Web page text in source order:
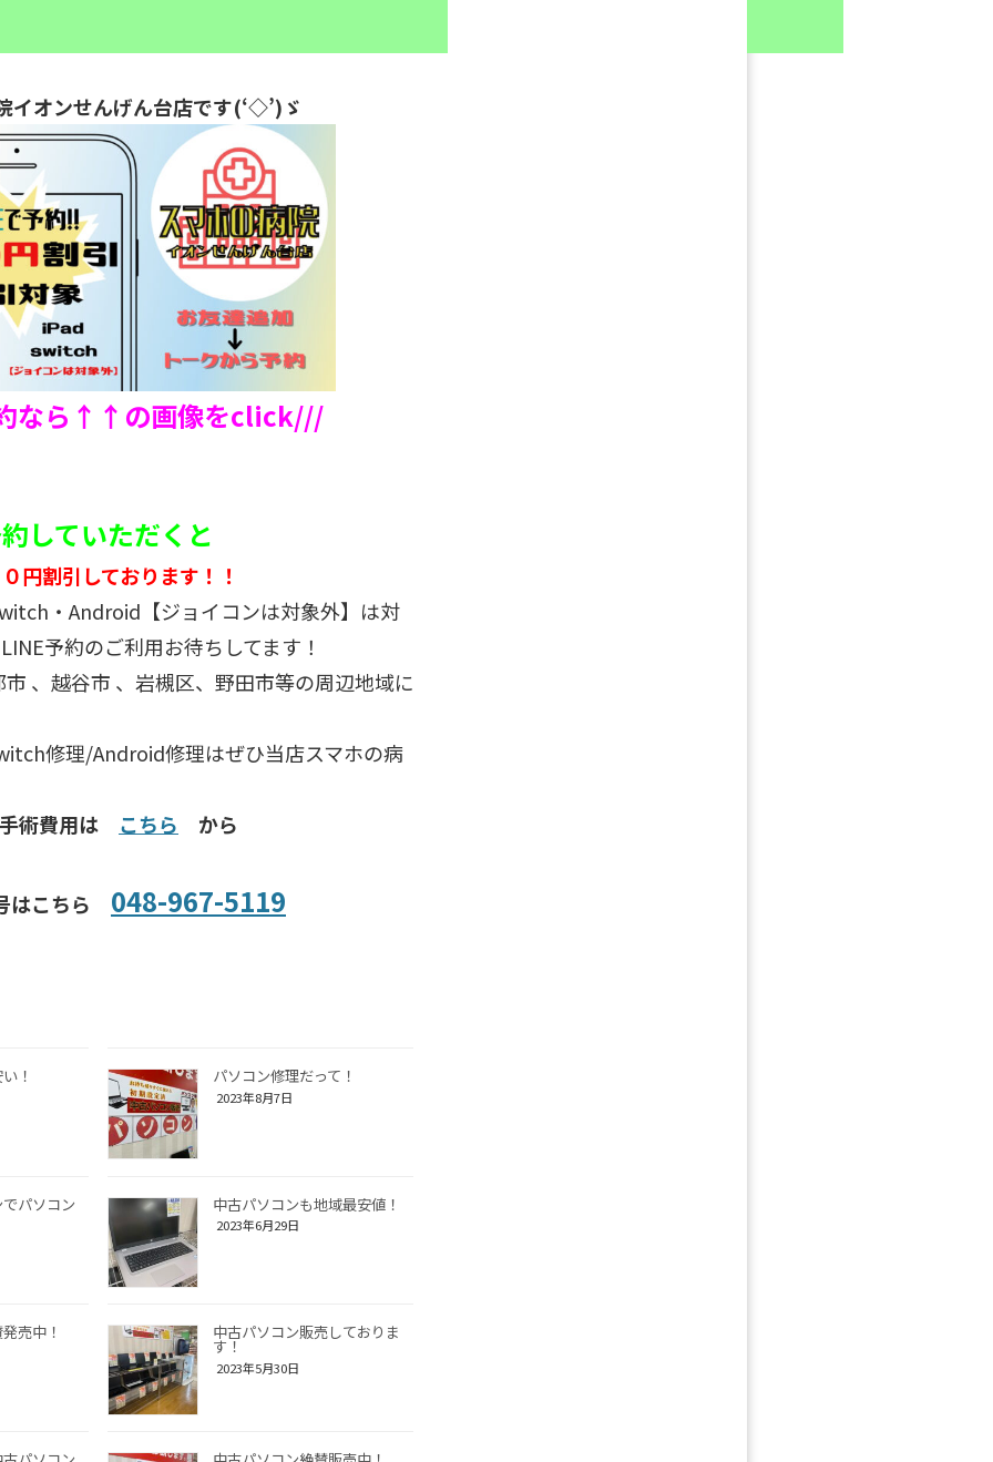
イオンせんげん台店です(‘◇’)ゞ
なら↑↑の画像をclick///
していただくと
円割引しております！！
・Android【ジョイコンは対象外】は対
予約のご利用お待ちしてます！
、越谷市 、岩槻区、野田市等の周辺地域に
修理/Android修理はぜひ当店スマホの病
術費用は こちら から
はこちら 048-967-5119
！ パソコン修理だって！
2023年8月7日
パソコン 中古パソコンも地域最安値！
2023年6月29日
売中！ 中古パソコン販売しておりま
す！
2023年5月30日